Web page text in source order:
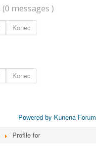
(0 messages )
Konec
Konec
Powered by Kunena Forum
Profile for